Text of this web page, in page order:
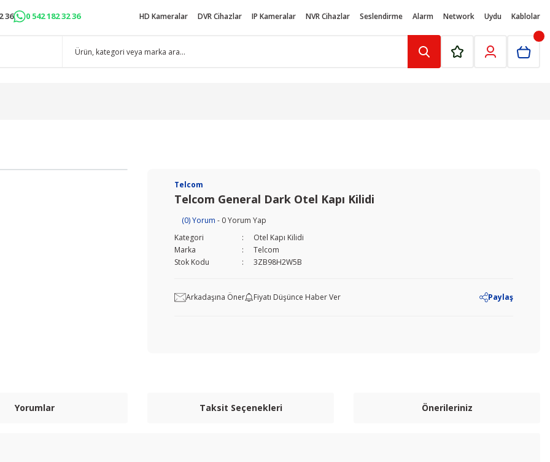
36 0 542 182 32 36 HD Kameralar DVR Cihazlar IP Kameralar NVR Cihazlar Seslendirme Alarm Network Uydu Kablolar
Telcom
Telcom General Dark Otel Kapı Kilidi
(0) Yorum - 0 Yorum Yap
Kategori
Otel Kapı Kilidi
Marka
Telcom
Stok Kodu
3ZB98H2W5B
Arkadaşına Öner Fiyatı Düşünce Haber Ver Paylaş
Yorumlar Taksit Seçenekleri Önerileriniz